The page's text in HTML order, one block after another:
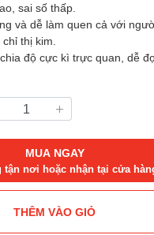
sai số thấp.
và dễ làm quen cả với
thị kim.
độ cực kì trực quan, dễ
MUA NGAY
tận nơi hoặc nhận tại cửa
THÊM VÀO GIỎ